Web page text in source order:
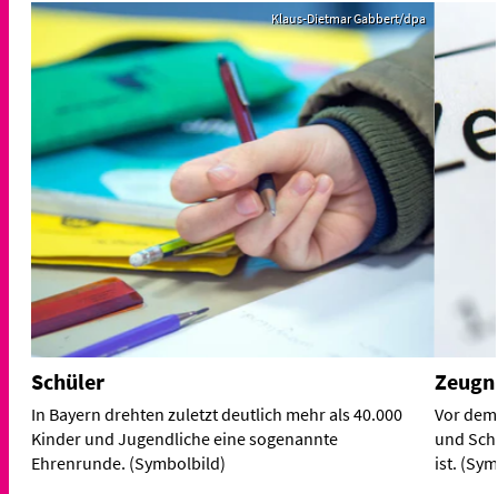
Klaus-Dietmar Gabbert/dpa
Schüler
In Bayern drehten zuletzt deutlich mehr als 40.000
Kinder und Jugendliche eine sogenannte
Ehrenrunde. (Symbolbild)
Vor
und
ist.